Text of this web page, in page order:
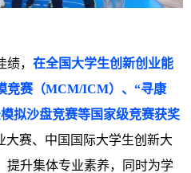
， 在全国大学生创新创业能
竞赛（MCM/ICM）、“寻康
拟沙盘竞赛等国家级竞赛获奖
大赛、中国国际大学生创新大
提升集体专业素养，同时为学